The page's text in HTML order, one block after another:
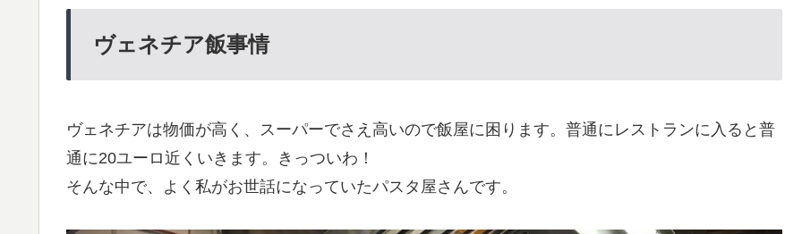
ヴェネチア飯事情
ヴェネチアは物価が高く、スーパーでさえ高いので飯屋に困ります。普通にレストランに入ると普
通に20ユーロ近くいきます。きっついわ！
そんな中で、よく私がお世話になっていたパスタ屋さんです。